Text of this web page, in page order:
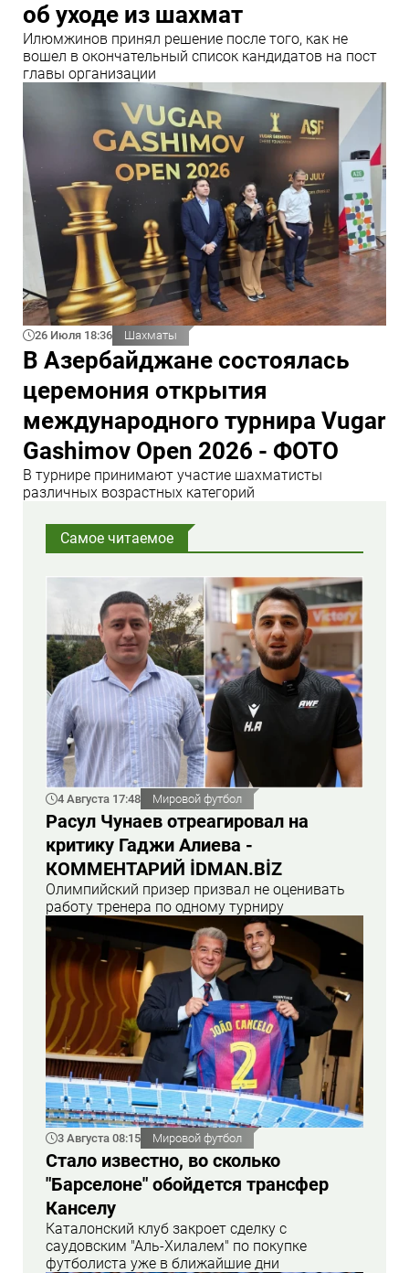
об уходе из шахмат
Илюмжинов принял решение после того, как не
вошел в окончательный список кандидатов на пост
главы организации
26 Июля 18:36 Шахматы
В Азербайджане состоялась
церемония открытия
международного турнира Vugar
Gashimov Open 2026 - ФОТО
В турнире принимают участие шахматисты
различных возрастных категорий
Самое читаемое
4 Августа 17:48 Мировой футбол
Расул Чунаев отреагировал на
критику Гаджи Алиева -
КОММЕНТАРИЙ İDMAN.BİZ
Олимпийский призер призвал не оценивать
работу тренера по одному турниру
3 Августа 08:15 Мировой футбол
Стало известно, во сколько
"Барселоне" обойдется трансфер
Канселу
Каталонский клуб закроет сделку с
саудовским "Аль-Хилалем" по покупке
футболиста уже в ближайшие дни